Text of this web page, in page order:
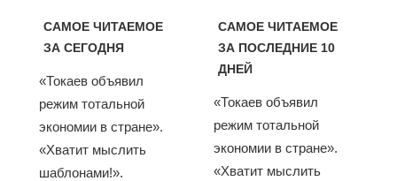
САМОЕ ЧИТАЕМОЕ
ЗА СЕГОДНЯ
«Токаев объявил
режим тотальной
экономии в стране».
«Хватит мыслить
шаблонами!».
САМОЕ ЧИТАЕМОЕ
ЗА ПОСЛЕДНИЕ 10
ДНЕЙ
«Токаев объявил
режим тотальной
экономии в стране».
«Хватит мыслить